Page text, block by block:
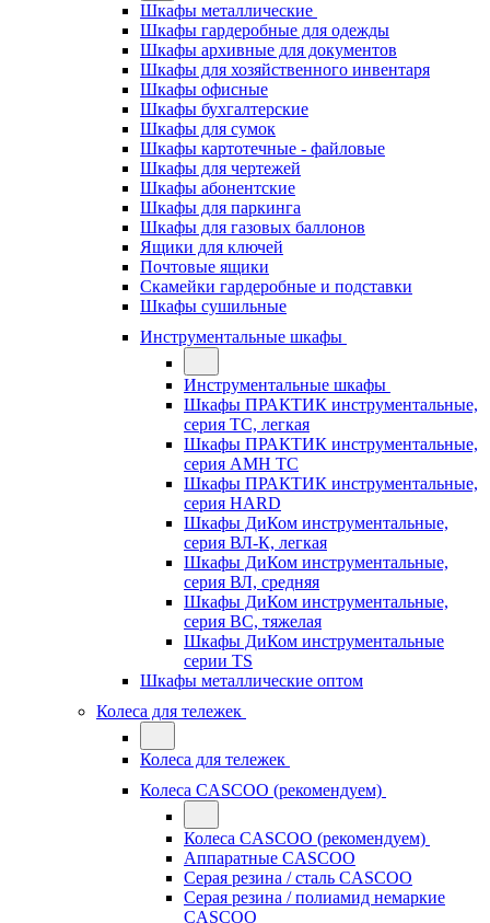
Шкафы металлические
Шкафы гардеробные для одежды
Шкафы архивные для документов
Шкафы для хозяйственного инвентаря
Шкафы офисные
Шкафы бухгалтерские
Шкафы для сумок
Шкафы картотечные - файловые
Шкафы для чертежей
Шкафы абонентские
Шкафы для паркинга
Шкафы для газовых баллонов
Ящики для ключей
Почтовые ящики
Скамейки гардеробные и подставки
Шкафы сушильные
Инструментальные шкафы
Инструментальные шкафы
Шкафы ПРАКТИК инструментальные,
серия ТC, легкая
Шкафы ПРАКТИК инструментальные,
серия AMH TC
Шкафы ПРАКТИК инструментальные,
серия HARD
Шкафы ДиКом инструментальные,
cерия ВЛ-К, легкая
Шкафы ДиКом инструментальные,
серия ВЛ, средняя
Шкафы ДиКом инструментальные,
серия ВС, тяжелая
Шкафы ДиКом инструментальные
серии TS
Шкафы металлические оптом
Колеса для тележек
Колеса для тележек
Колеса CASCOO (рекомендуем)
Колеса CASCOO (рекомендуем)
Аппаратные CASCOO
Серая резина / сталь CASCOO
Серая резина / полиамид немаркие
CASCOO